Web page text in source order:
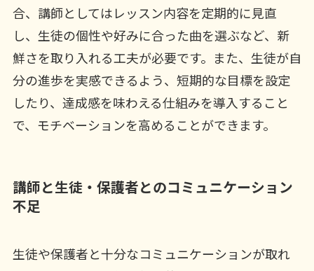
合、講師としてはレッスン内容を定期的に見直
し、生徒の個性や好みに合った曲を選ぶなど、新
鮮さを取り入れる工夫が必要です。また、生徒が自
分の進歩を実感できるよう、短期的な目標を設定
したり、達成感を味わえる仕組みを導入すること
で、モチベーションを高めることができます。
講師と生徒・保護者とのコミュニケーション
不足
生徒や保護者と十分なコミュニケーションが取れ